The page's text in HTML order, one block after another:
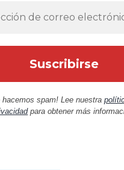
hacemos spam! Lee nuestra
para obtener más